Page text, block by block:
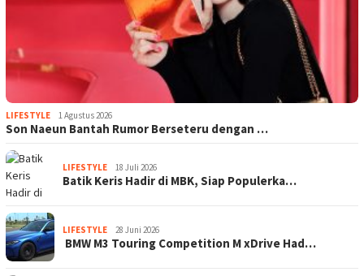
LIFESTYLE 1 Agustus 2026
Son Naeun Bantah Rumor Berseteru dengan …
LIFESTYLE 18 Juli 2026
Batik Keris Hadir di MBK, Siap Populerka…
LIFESTYLE 28 Juni 2026
BMW M3 Touring Competition M xDrive Had…